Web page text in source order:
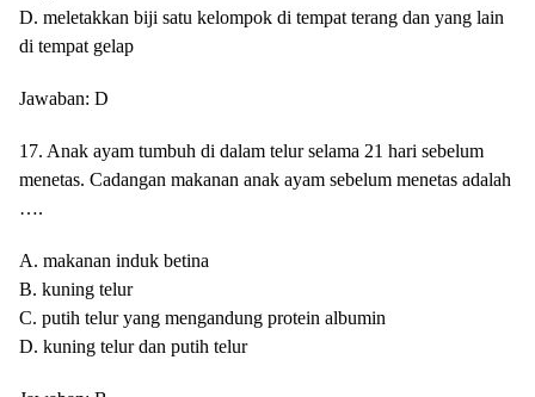
D. meletakkan biji satu kelompok di tempat terang dan yang lain
di tempat gelap
Jawaban: D
17. Anak ayam tumbuh di dalam telur selama 21 hari sebelum
menetas. Cadangan makanan anak ayam sebelum menetas adalah
….
A. makanan induk betina
B. kuning telur
C. putih telur yang mengandung protein albumin
D. kuning telur dan putih telur